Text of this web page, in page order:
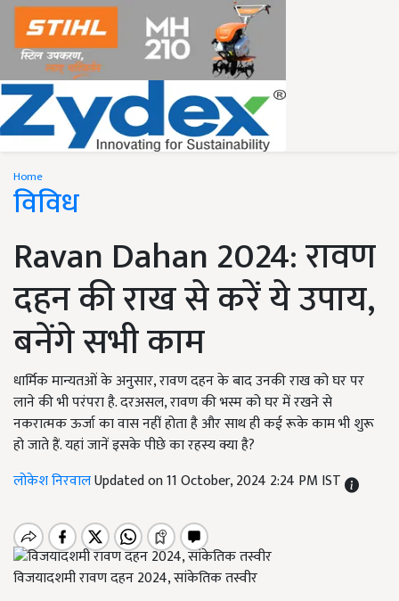
Home
विविध
Ravan Dahan 2024: रावण
दहन की राख से करें ये उपाय,
बनेंगे सभी काम
धार्मिक मान्यतओं के अनुसार, रावण दहन के बाद उनकी राख को घर पर
लाने की भी परंपरा है. दरअसल, रावण की भस्म को घर में रखने से
नकरात्मक ऊर्जा का वास नहीं होता है और साथ ही कई रूके काम भी शुरू
हो जाते हैं. यहां जानें इसके पीछे का रहस्य क्या है?
लोकेश निरवालUpdated on 11 October, 2024 2:24 PM IST
विजयादशमी रावण दहन 2024, सांकेतिक तस्वीर